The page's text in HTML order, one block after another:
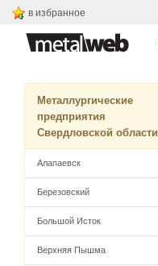
в избранное
Металлургические
предприятия
Свердловской области
Алапаевск
Березовский
Большой Исток
Верхняя Пышма